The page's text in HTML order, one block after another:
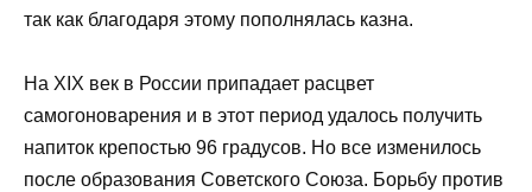
так как благодаря этому пополнялась казна.
На XIX век в России припадает расцвет
самогоноварения и в этот период удалось получить
напиток крепостью 96 градусов. Но все изменилось
после образования Советского Союза. Борьбу против